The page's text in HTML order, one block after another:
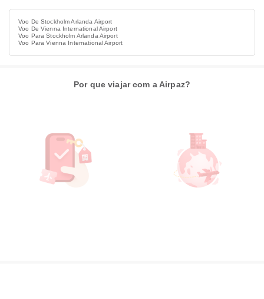
Voo De Stockholm Arlanda Airport
Voo De Vienna International Airport
Voo Para Stockholm Arlanda Airport
Voo Para Vienna International Airport
Por que viajar com a Airpaz?